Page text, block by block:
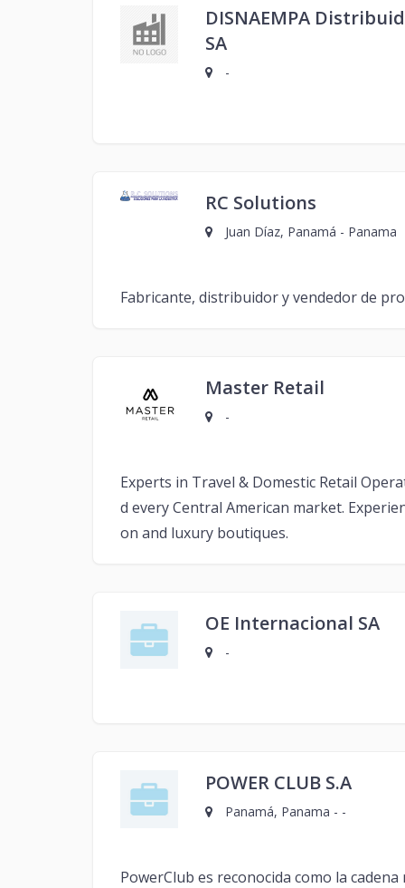
DISNAEMPA
SA
-
RC Solutions
Juan Díaz, Panamá - Panama
Fabricante, distribuidor y vendedor de
Master Retail
-
Experts in Travel & Domestic Retail
d every Central American market.
on and luxury boutiques.
OE Internacional SA
-
POWER CLUB S.A
Panamá, Panama - -
PowerClub es reconocida como la